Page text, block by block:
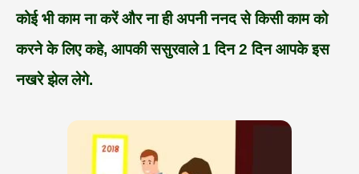
कोई भी काम ना करें और ना ही अपनी ननद से किसी काम को
करने के लिए कहे, आपकी ससुरवाले 1 दिन 2 दिन आपके इस
नखरे झेल लेगे.